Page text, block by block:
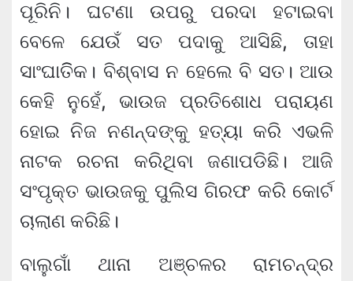
ପୂରିନି। ଘଟଣା ଉପରୁ ପରଦା ହଟାଇବା
ବେଳେ ଯେଉଁ ସତ ପଦାକୁ ଆସିଛି, ତାହା
ସାଂଘାତିିକ। ବିଶ୍ବାସ ନ ହେଲେ ବି ସତ। ଆଉ
କେହି ନୁହେଁ, ଭାଉଜ ପ୍ରତିଶୋଧ ପରାୟଣ
ହୋଇ ନିଜ ନଣନ୍ଦଙ୍କୁ ହତ୍ୟା କରି ଏଭଳି
ନାଟକ ରଚନା କରିଥିବା ଜଣାପଡିଛି। ଆଜି
ସଂପୃକ୍ତ ଭାଉଜକୁ ପୁଲିସ ଗିରଫ କରି କୋର୍ଟ
ଚାଲାଣ କରିଛି।
ବାଲୁଗାଁ ଥାନା ଅଞ୍ଚଳର ରାମଚନ୍ଦ୍ର